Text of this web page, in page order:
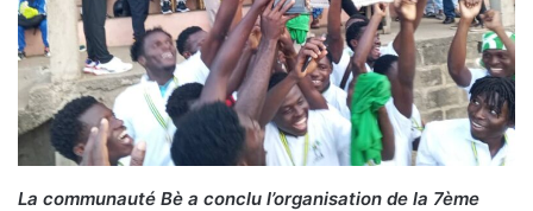
La communauté Bè a conclu l’organisation de la 7ème